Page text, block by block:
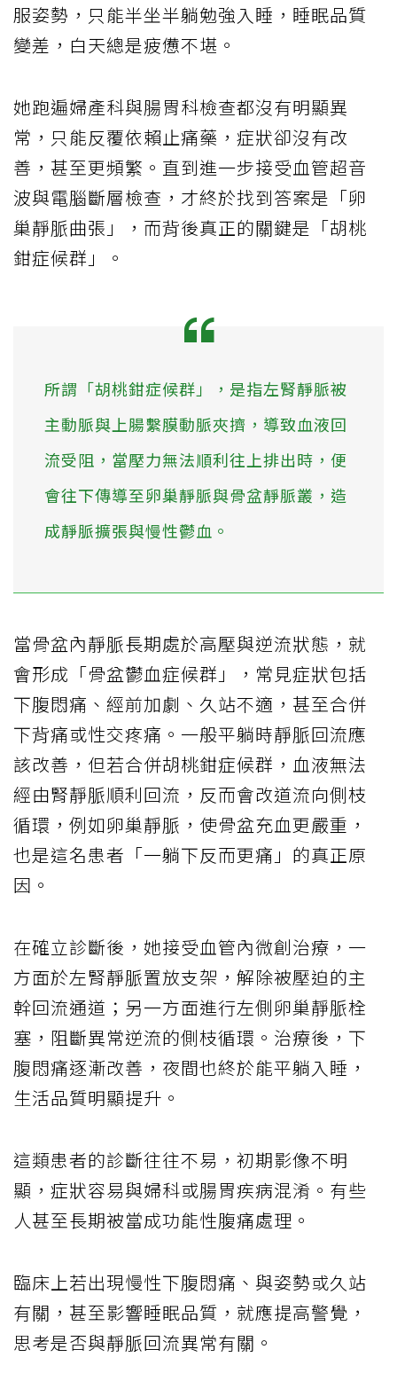
服姿勢，只能半坐半躺勉強入睡，睡眠品質
變差，白天總是疲憊不堪。
她跑遍婦產科與腸胃科檢查都沒有明顯異
常，只能反覆依賴止痛藥，症狀卻沒有改
善，甚至更頻繁。直到進一步接受血管超音
波與電腦斷層檢查，才終於找到答案是「卵
巢靜脈曲張」，而背後真正的關鍵是「胡桃
鉗症候群」。
所謂「胡桃鉗症候群」，是指左腎靜脈被
主動脈與上腸繫膜動脈夾擠，導致血液回
流受阻，當壓力無法順利往上排出時，便
會往下傳導至卵巢靜脈與骨盆靜脈叢，造
成靜脈擴張與慢性鬱血。
當骨盆內靜脈長期處於高壓與逆流狀態，就
會形成「骨盆鬱血症候群」，常見症狀包括
下腹悶痛、經前加劇、久站不適，甚至合併
下背痛或性交疼痛。一般平躺時靜脈回流應
該改善，但若合併胡桃鉗症候群，血液無法
經由腎靜脈順利回流，反而會改道流向側枝
循環，例如卵巢靜脈，使骨盆充血更嚴重，
也是這名患者「一躺下反而更痛」的真正原
因。
在確立診斷後，她接受血管內微創治療，一
方面於左腎靜脈置放支架，解除被壓迫的主
幹回流通道；另一方面進行左側卵巢靜脈栓
塞，阻斷異常逆流的側枝循環。治療後，下
腹悶痛逐漸改善，夜間也終於能平躺入睡，
生活品質明顯提升。
這類患者的診斷往往不易，初期影像不明
顯，症狀容易與婦科或腸胃疾病混淆。有些
人甚至長期被當成功能性腹痛處理。
臨床上若出現慢性下腹悶痛、與姿勢或久站
有關，甚至影響睡眠品質，就應提高警覺，
思考是否與靜脈回流異常有關。